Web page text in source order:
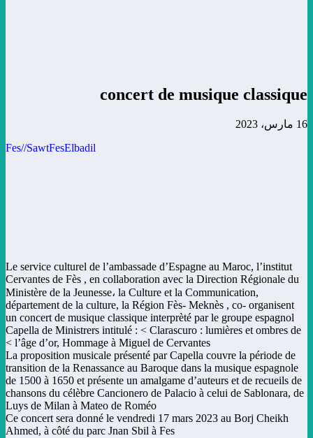
concert de musique classique
16 مارس، 2023
Fes//SawtFesElbadil
Le service culturel de l’ambassade d’Espagne au Maroc, l’institut
Cervantes de Fès , en collaboration avec la Direction Régionale du
Ministère de la Jeunesse، la Culture et la Communication,
département de la culture, la Région Fès- Meknès , co- organisent
un concert de musique classique interprèté par le groupe espagnol
Capella de Ministrers intitulé : < Clarascuro : lumières et ombres de
l’âge d’or, Hommage à Miguel de Cervantes >
La proposition musicale présenté par Capella couvre la période de
transition de la Renassance au Baroque dans la musique espagnole
de 1500 à 1650 et présente un amalgame d’auteurs et de recueils de
chansons du célèbre Cancionero de Palacio à celui de Sablonara, de
Luys de Milan à Mateo de Roméo
Ce concert sera donné le vendredi 17 mars 2023 au Borj Cheikh
Ahmed, à côté du parc Jnan Sbil à Fes